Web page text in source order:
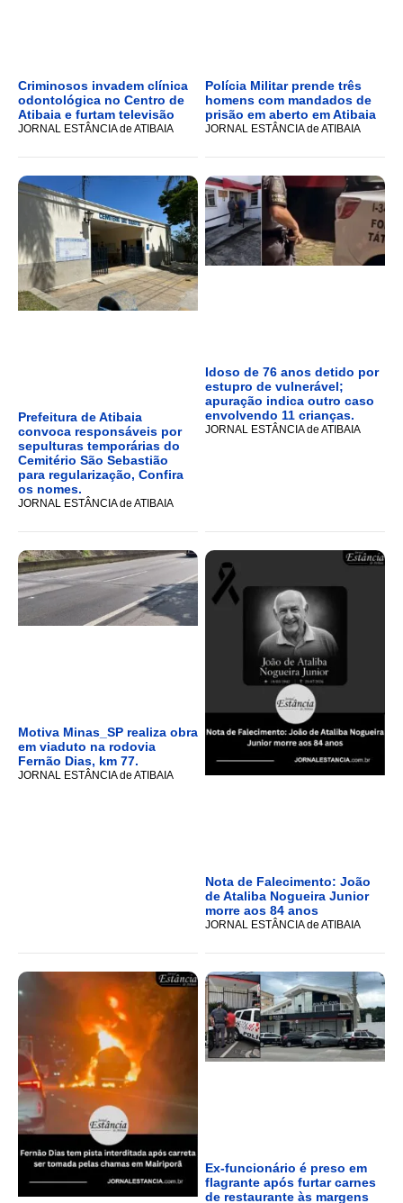
Criminosos invadem clínica
odontológica no Centro de
Atibaia e furtam televisão
JORNAL ESTÂNCIA de ATIBAIA
Polícia Militar prende três
homens com mandados de
prisão em aberto em Atibaia
JORNAL ESTÂNCIA de ATIBAIA
Prefeitura de Atibaia
convoca responsáveis por
sepulturas temporárias do
Cemitério São Sebastião
para regularização, Confira
os nomes.
JORNAL ESTÂNCIA de ATIBAIA
Idoso de 76 anos detido por
estupro de vulnerável;
apuração indica outro caso
envolvendo 11 crianças.
JORNAL ESTÂNCIA de ATIBAIA
Motiva Minas_SP realiza obra
em viaduto na rodovia
Fernão Dias, km 77.
JORNAL ESTÂNCIA de ATIBAIA
Nota de Falecimento: João
de Ataliba Nogueira Junior
morre aos 84 anos
JORNAL ESTÂNCIA de ATIBAIA
Ex-funcionário é preso em
flagrante após furtar carnes
de restaurante às margens